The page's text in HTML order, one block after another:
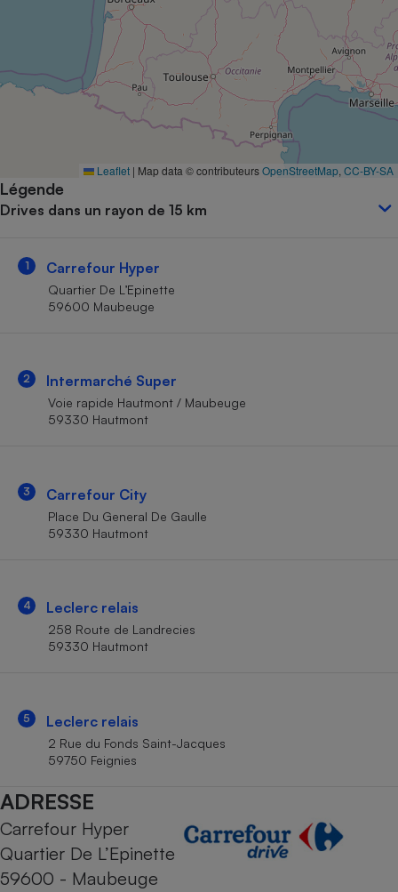
Leaflet | Map data © contributeursOpenStreetMap CC-BY-SA
Légende
Drives dans un rayon de 15 km
1 Carrefour Hyper
Quartier De L’Epinette
59600 Maubeuge
2 Intermarché Super
Voie rapide Hautmont / Maubeuge
59330 Hautmont
3 Carrefour City
Place Du General De Gaulle
59330 Hautmont
4 Leclerc relais
258 Route de Landrecies
59330 Hautmont
5 Leclerc relais
2 Rue du Fonds Saint-Jacques
59750 Feignies
ADRESSE
Carrefour Hyper
Quartier De L’Epinette
59600 - Maubeuge
Complément
alimentaire
Assurance emprunteur
Banque
Petit électroménager -
Cafetière à expressos
Téléphone mobile -
Matelas
Mutuelle